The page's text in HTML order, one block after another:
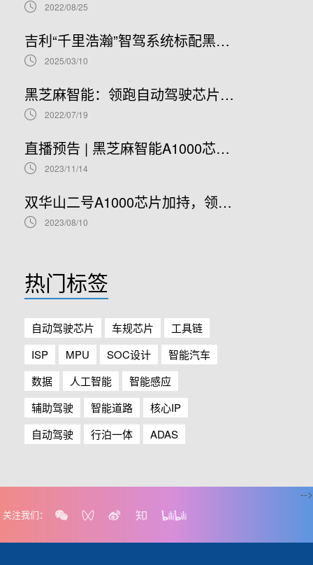
2022/08/25
吉利“千里浩瀚”智驾系统标配黑芝麻智能华山A1000芯片，加速智驾平权时代到来
2025/03/10
黑芝麻智能：领跑自动驾驶芯片赛道，开启港股IPO新篇章
2022/07/19
直播预告 | 黑芝麻智能A1000芯片基础软件开发在线研讨会
2023/11/14
双华山二号A1000芯片加持，领克08正式开售！
2023/08/10
热门标签
自动驾驶芯片 车规芯片
工具链
ISP
MPU SOC设计
智能汽车
数据
人工智能
智能感应
辅助驾驶
智能道路
核心IP
自动驾驶
行泊一体 ADAS
关注我们：
-->